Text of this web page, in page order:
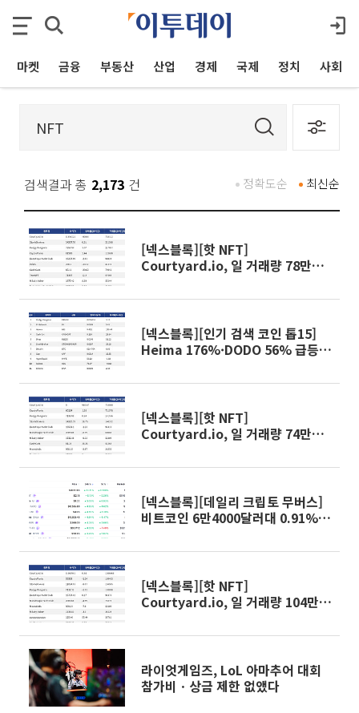
마켓 금융 부동산 산업 경제 국제 정치 사회
검색결과 총 2,173 건 최신순
정확도순
[넥스블록][핫 NFT]
Courtyard.io, 일 거래량 78만
[넥스블록][인기 검색 코인 톱15]
Heima 176%·DODO 56% 급등…
[넥스블록][핫 NFT]
Courtyard.io, 일 거래량 74만
[넥스블록][데일리 크립토 무버스]
비트코인 6만4000달러대 0.91%
[넥스블록][핫 NFT]
Courtyard.io, 일 거래량 104만
라이엇게임즈, LoL 아마추어 대회
참가비ㆍ상금 제한 없앴다